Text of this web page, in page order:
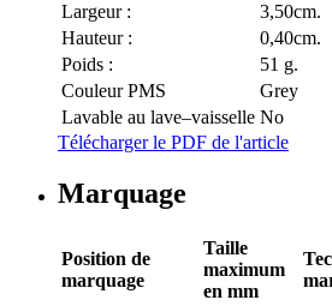
Largeur :
3,50cm.
Hauteur :
0,40cm.
Poids :
51 g.
Couleur PMS
Grey
Lavable au lave–vaisselle No
Télécharger le PDF de l'article
Marquage
Position de
marquage
Taille
maximum
en mm